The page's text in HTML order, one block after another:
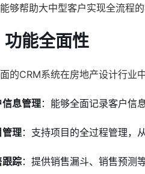
够帮助大中型客户实现全流程的
功能全面性
的CRM系统在房地产设计行业
信息管理：能够全面记录客户信
管理：支持项目的全过程管理，
跟踪：提供销售漏斗、销售预测